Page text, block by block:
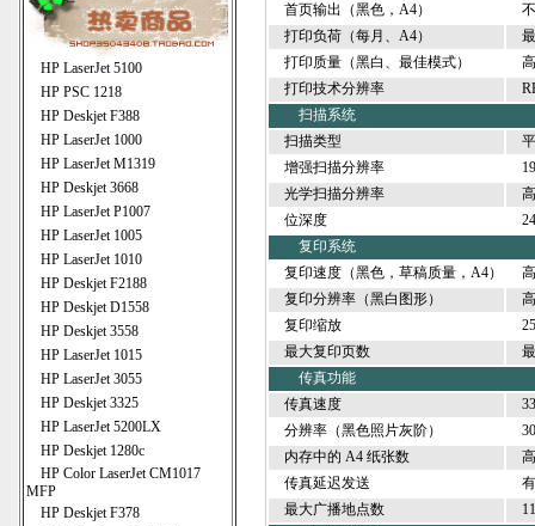
HP LaserJet 5100
HP PSC 1218
HP Deskjet F388
HP LaserJet 1000
HP LaserJet M1319
HP Deskjet 3668
HP LaserJet P1007
HP LaserJet 1005
HP LaserJet 1010
HP Deskjet F2188
HP Deskjet D1558
HP Deskjet 3558
HP LaserJet 1015
HP LaserJet 3055
HP Deskjet 3325
HP LaserJet 5200LX
HP Deskjet 1280c
HP Color LaserJet CM1017
MFP
HP Deskjet F378
首页输出（黑色，A4）
不
打印负荷（每月、A4）
最
打印质量（黑白、最佳模式）
高
打印技术分辨率
扫描系统
扫描类型
平
增强扫描分辨率
光学扫描分辨率
高
位深度
复印系统
复印速度（黑色，草稿质量，A4）
高
复印分辨率（黑白图形）
高
复印缩放
最大复印页数
最
传真功能
传真速度
分辨率（黑色照片灰阶）
内存中的 A4 纸张数
高
传真延迟发送
有
最大广播地点数